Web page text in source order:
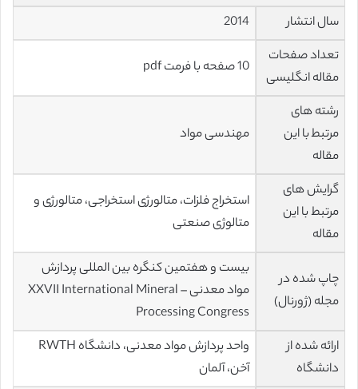
سال انتشار
2014
تعداد صفحات
مقاله انگلیسی
10 صفحه با فرمت pdf
رشته های
مرتبط با این
مقاله
مهندسی مواد
گرایش های
مرتبط با این
مقاله
استخراج فلزات، متالورژی استخراجی، متالورژی و
متالوژی صنعتی
چاپ شده در
مجله (ژورنال)
بیست و هفتمین کنگره بین المللی پردازش
مواد معدنی – XXVII International Mineral
Processing Congress
ارائه شده از
دانشگاه
واحد پردازش مواد معدنی، دانشگاه RWTH
آخن، آلمان